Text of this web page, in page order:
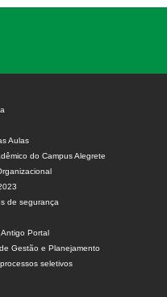
Aulas
do Campus Alegrete
de segurança
Portal
Gestão e Planejamento
seletivos